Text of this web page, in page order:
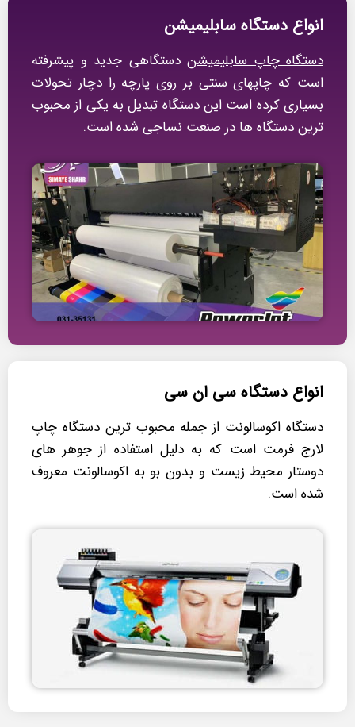
انواع دستگاه سابلیمیشن
دستگاه چاپ سابلیمیشن دستگاهی جدید و پیشرفته
است که چاپهای سنتی بر روی پارچه را دچار تحولات
بسیاری کرده است این دستگاه تبدیل به یکی از محبوب
ترین دستگاه ها در صنعت نساجی شده است.
انواع دستگاه سی ان سی
دستگاه اکوسالونت از جمله محبوب ترین دستگاه چاپ
لارج فرمت است که به دلیل استفاده از جوهر های
دوستار محیط زیست و بدون بو به اکوسالونت معروف
شده است.